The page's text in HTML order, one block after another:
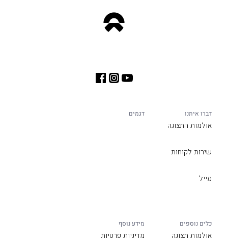
דברו איתנו
אולמות התצוגה
שירות לקוחות
מייל
דגמים
כלים נוספים
אולמות תצוגה
מידע נוסף
מדיניות פרטיות